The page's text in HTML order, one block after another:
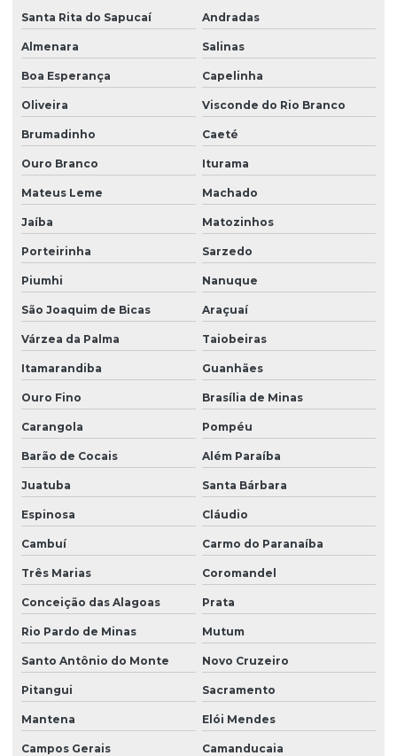
Santa Rita do Sapucaí Andradas
Almenara Salinas
Boa Esperança Capelinha
Oliveira Visconde do Rio Branco
Brumadinho Caeté
Ouro Branco Iturama
Mateus Leme Machado
Jaíba Matozinhos
Porteirinha Sarzedo
Piumhi Nanuque
São Joaquim de Bicas Araçuaí
Várzea da Palma Taiobeiras
Itamarandiba Guanhães
Ouro Fino Brasília de Minas
Carangola Pompéu
Barão de Cocais Além Paraíba
Juatuba Santa Bárbara
Espinosa Cláudio
Cambuí Carmo do Paranaíba
Três Marias Coromandel
Conceição das Alagoas Prata
Rio Pardo de Minas Mutum
Santo Antônio do Monte Novo Cruzeiro
Pitangui Sacramento
Mantena Elói Mendes
Campos Gerais Camanducaia